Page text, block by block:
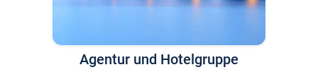
Agentur und Hotelgruppe